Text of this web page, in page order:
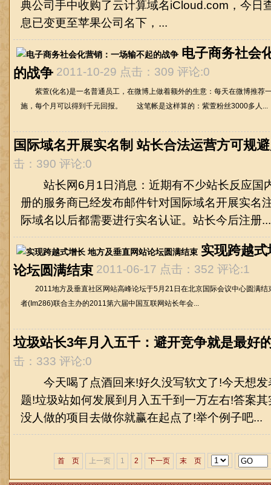
典公司手中收购了云计算域名iCloud.com，今日
息已变更至苹果公司名下，...
电子商务社会
的战争 2011-10-29 点击：309 评论:0
紫萱(化名)是一名普通员工，在微博上做着额外的生意：每天在微博推荐
施，每个月可以得到千元回报。 这笔帐是这样算的：紫萱粉丝3000多人...
国际域名开展实名制 站长合法运营方可规
击：390 评论:0
站长网6月1日消息：近期有不少站长反应国
册的服务商已经发布邮件针对国际域名开展实名
际域名以后都需要进行实名认证。站长今后注册
实现跨越
论坛圆满结束 2011-06-17 点击：352 评论:1
2011地方及垂直社区网站高峰论坛于5月21日在北京国际会议中心圆满结
者(Im286)联合主办的2011第六届中国互联网站长年会...
垃圾站长3年月入五千：避开竞争就是最好
击：333 评论:0
今天喝了点酒回来!好久没写软文了!今天想发
题!垃圾站如何发展到月入五千到一万左右!答案
没人做的项目去做你就赢在起点了!举个例子吧...
首 页 上一页 1 2 下一页 末 页